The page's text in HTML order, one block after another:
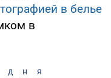
в белье
в
дня